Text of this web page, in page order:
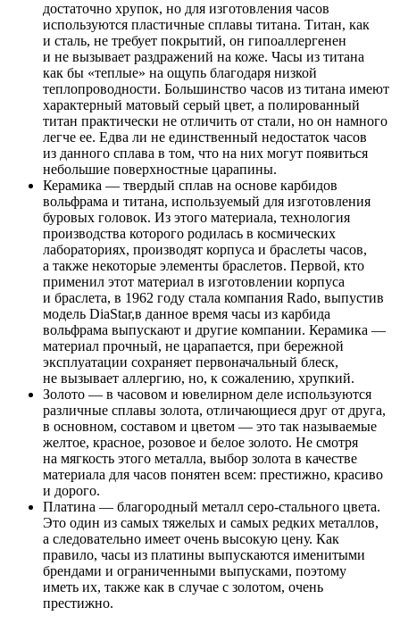
достаточно хрупок, но для изготовления часов
используются пластичные сплавы титана. Титан, как
и сталь, не требует покрытий, он гипоаллергенен
и не вызывает раздражений на коже. Часы из титана
как бы «теплые» на ощупь благодаря низкой
теплопроводности. Большинство часов из титана имеют
характерный матовый серый цвет, а полированный
титан практически не отличить от стали, но он намного
легче ее. Едва ли не единственный недостаток часов
из данного сплава в том, что на них могут появиться
небольшие поверхностные царапины.
Керамика — твердый сплав на основе карбидов
вольфрама и титана, используемый для изготовления
буровых головок. Из этого материала, технология
производства которого родилась в космических
лабораториях, производят корпуса и браслеты часов,
а также некоторые элементы браслетов. Первой, кто
применил этот материал в изготовлении корпуса
и браслета, в 1962 году стала компания Rado, выпустив
модель DiaStar,в данное время часы из карбида
вольфрама выпускают и другие компании. Керамика —
материал прочный, не царапается, при бережной
эксплуатации сохраняет первоначальный блеск,
не вызывает аллергию, но, к сожалению, хрупкий.
Золото — в часовом и ювелирном деле используются
различные сплавы золота, отличающиеся друг от друга,
в основном, составом и цветом — это так называемые
желтое, красное, розовое и белое золото. Не смотря
на мягкость этого металла, выбор золота в качестве
материала для часов понятен всем: престижно, красиво
и дорого.
Платина — благородный металл серо-стального цвета.
Это один из самых тяжелых и самых редких металлов,
а следовательно имеет очень высокую цену. Как
правило, часы из платины выпускаются именитыми
брендами и ограниченными выпусками, поэтому
иметь их, также как в случае с золотом, очень
престижно.